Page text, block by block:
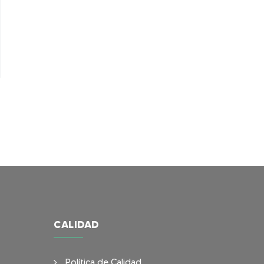
CALIDAD